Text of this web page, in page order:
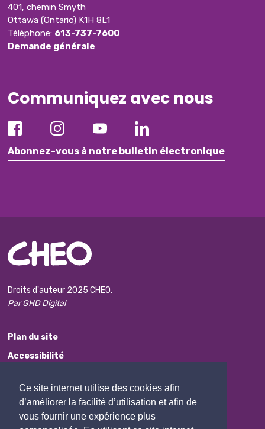
Ce site internet utilise des cookies afin
d’améliorer la facilité d’utilisation et afin de
vous fournir une expérience plus
401, chemin Smyth
Ottawa (Ontario) K1H 8L1
Téléphone: 613-737-7600
Demande générale
Communiquez avec nous
Abonnez-vous à notre bulletin électronique
Droits d'auteur 2025 CHEO.
Par GHD Digital
Plan du site
Accessibilité
Protection des renseignements personnels
Commentaires